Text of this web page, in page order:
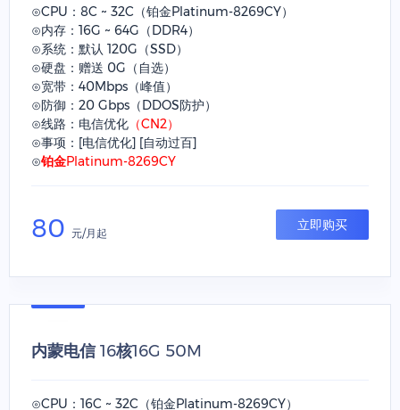
⊙CPU：8C ~ 32C（铂金Platinum-8269CY）
⊙内存：16G ~ 64G（DDR4）
⊙系统：默认 120G（SSD）
⊙硬盘：赠送 0G（自选）
⊙宽带：40Mbps（峰值）
⊙防御：20 Gbps（DDOS防护）
⊙线路：电信优化 （CN2）
⊙事项：[电信优化] [自动过百]
⊙铂金Platinum-8269CY
80 元/月起
立即购买
内蒙电信 16核16G 50M
⊙CPU：16C ~ 32C（铂金Platinum-8269CY）